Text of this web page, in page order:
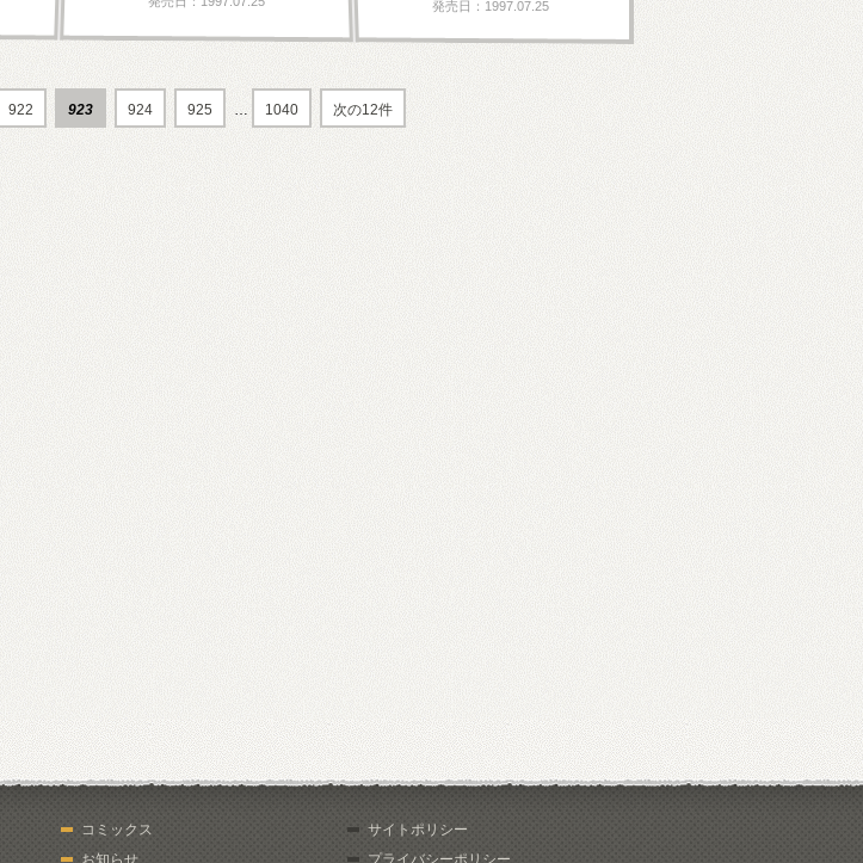
発売日：1997.07.25
922 923 924 925 … 1040 次の12件
コミックス
お知らせ
サイトポリシー
プライバシーポリシー